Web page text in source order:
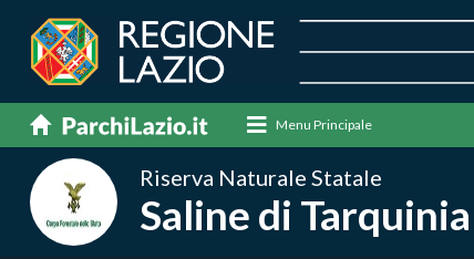
Menu Principale
Riserva Naturale Statale
Saline di Tarquinia